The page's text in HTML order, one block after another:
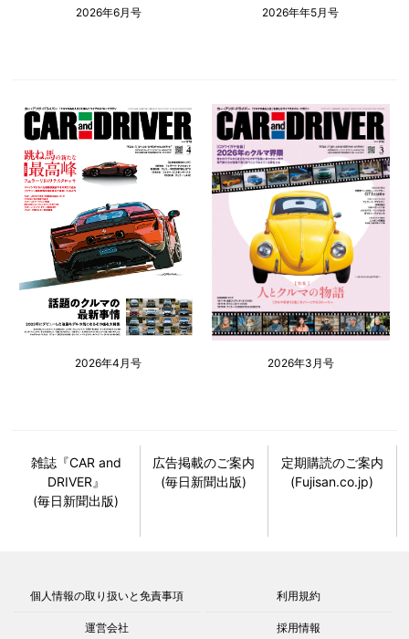
2026年6月号 2026年年5月号
2026年4月号 2026年3月号
雑誌『CAR and
DRIVER』
(毎日新聞出版)
広告掲載のご案内
(毎日新聞出版)
定期購読のご案内
(Fujisan.co.jp)
個人情報の取り扱いと免責事項 利用規約
運営会社 採用情報